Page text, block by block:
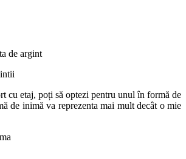
cu etaj, poți să optezi pentru unul în formă de
de inimă va reprezenta mai mult decât o mie